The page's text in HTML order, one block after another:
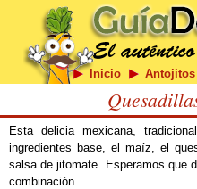
Inicio Antojitos
Esta delicia mexicana,
ingredientes base, el maíz, el
salsa de jitomate. Esperamos que
combinación.